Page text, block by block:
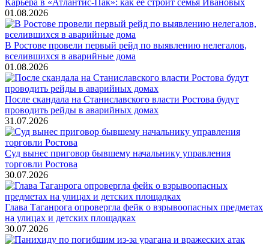
01.08.2026
В Ростове провели первый рейд по выявлению нелегалов,
вселившихся в аварийные дома
01.08.2026
После скандала на Станиславского власти Ростова будут
проводить рейды в аварийных домах
31.07.2026
Суд вынес приговор бывшему начальнику управления
торговли Ростова
30.07.2026
Глава Таганрога опровергла фейк о взрывоопасных предметах
на улицах и детских площадках
30.07.2026